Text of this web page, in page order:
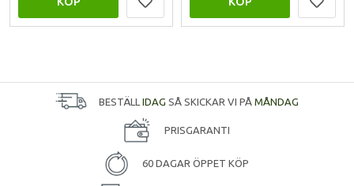
BESTÄLL IDAG SÅ SKICKAR VI PÅ MÅNDAG
PRISGARANTI
60 DAGAR ÖPPET KÖP